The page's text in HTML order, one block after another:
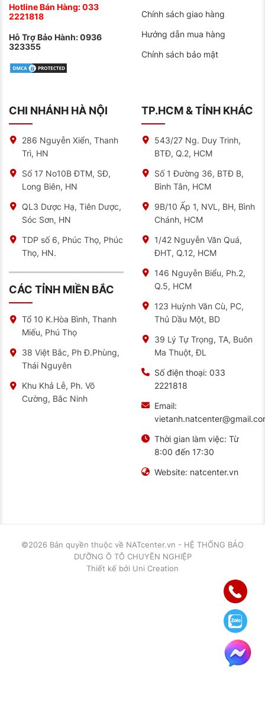
Hotline Bán Hàng:033
2221818
Hỗ Trợ Bảo Hành:0936
323355
Chính sách giao hàng
Hướng dẫn mua hàng
Chính sách bảo mật
CHI NHÁNH HÀ NỘI
286 Nguyễn Xiển, Thanh
Trì, HN
Số 17 No10B ĐTM, SĐ,
Long Biên, HN
QL3 Dược Hạ, Tiên Dược,
Sóc Sơn, HN
TDP số 6, Phúc Thọ, Phúc
Thọ, HN.
CÁC TỈNH MIỀN BẮC
Tổ 10 K.Hòa Bình, Thanh
Miếu, Phú Thọ
38 Việt Bắc, Ph Đ.Phùng,
Thái Nguyên
Khu Khả Lễ, Ph. Võ
Cường, Bắc Ninh
TP.HCM & TỈNH KHÁC
543/27 Ng. Duy Trinh,
BTĐ, Q.2, HCM
Số 1 Đường 36, BTĐ B,
Bình Tân, HCM
9B/10 Ấp 1, NVL, BH, Bình
Chánh, HCM
1/42 Nguyễn Văn Quá,
ĐHT, Q.12, HCM
146 Nguyễn Biểu, Ph.2,
Q.5, HCM
123 Huỳnh Văn Cù, PC,
Thủ Dầu Một, BD
39 Lý Tự Trọng, TA, Buôn
Ma Thuột, ĐL
Số điện thoại: 033
2221818
Email:
Thời gian làm việc: Từ
8:00 đến 17:30
Website: natcenter.vn
©2026 Bản quyền thuộc về NATcenter.vn - HỆ THỐNG BẢO
DƯỠNG Ô TÔ CHUYÊN NGHIỆP
Thiết kế bởi Uni Creation